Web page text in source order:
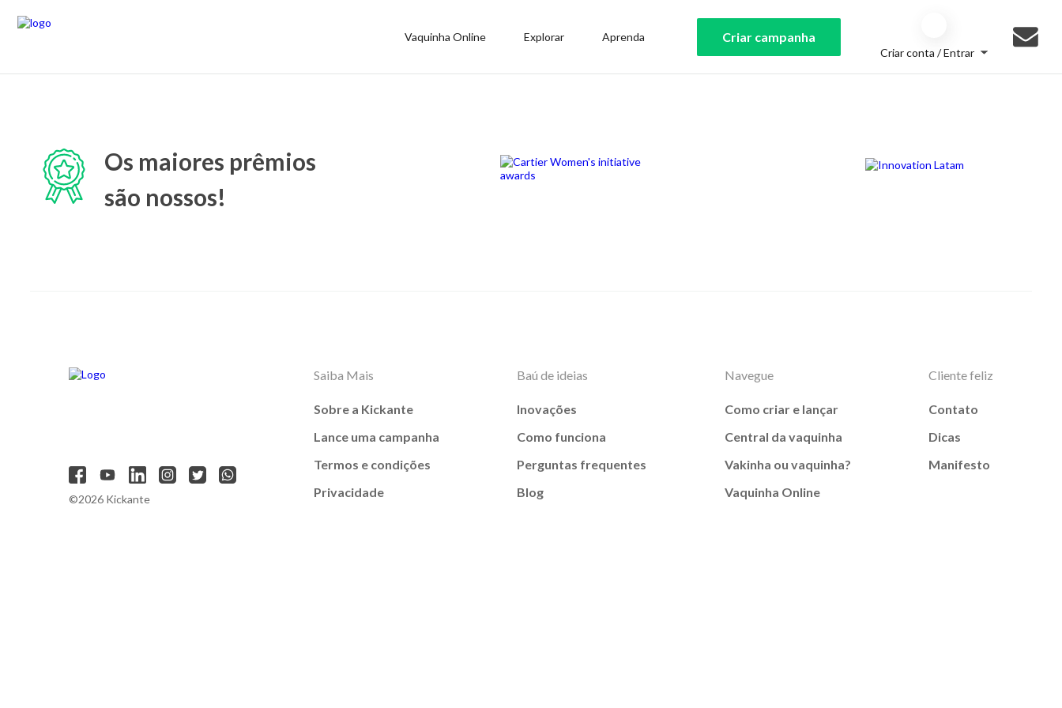
Vaquinha Online Explorar Aprenda Criar campanha
Criar conta / Entrar
Os maiores prêmios
são nossos!
©2026 Kickante
Saiba Mais
Sobre a Kickante
Lance uma campanha
Termos e condições
Privacidade
Baú de ideias
Inovações
Como funciona
Perguntas frequentes
Blog
Navegue
Como criar e lançar
Central da vaquinha
Vakinha ou vaquinha?
Vaquinha Online
Cliente feliz
Contato
Dicas
Manifesto